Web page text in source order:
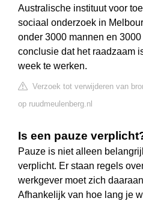
Australische instituut voor
sociaal onderzoek in
onder 3000 mannen en
conclusie dat het raadzaam
week te werken.
Verzoek tot verwijderen van
op ruudmeulenberg.nl
Is een pauze
Pauze is niet alleen
verplicht. Er staan regels
werkgever moet zich
Afhankelijk van hoe lang je